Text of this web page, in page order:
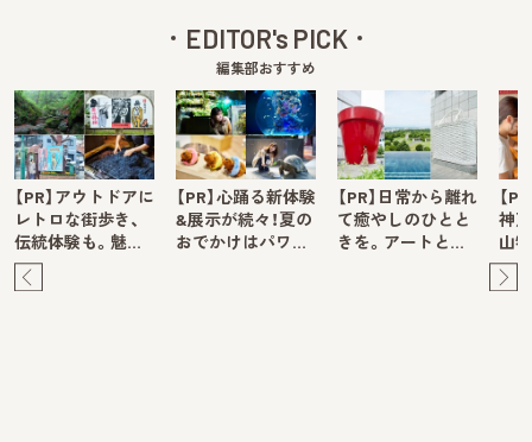
EDITOR's PICK
編集部おすすめ
【PR】アウトドアに
レトロな街歩き、
伝統体験も。魅…
【PR】心踊る新体験
&展示が続々！夏の
おでかけはパワ…
【PR】日常から離れ
て癒やしのひとと
きを。アートと…
【
神
山